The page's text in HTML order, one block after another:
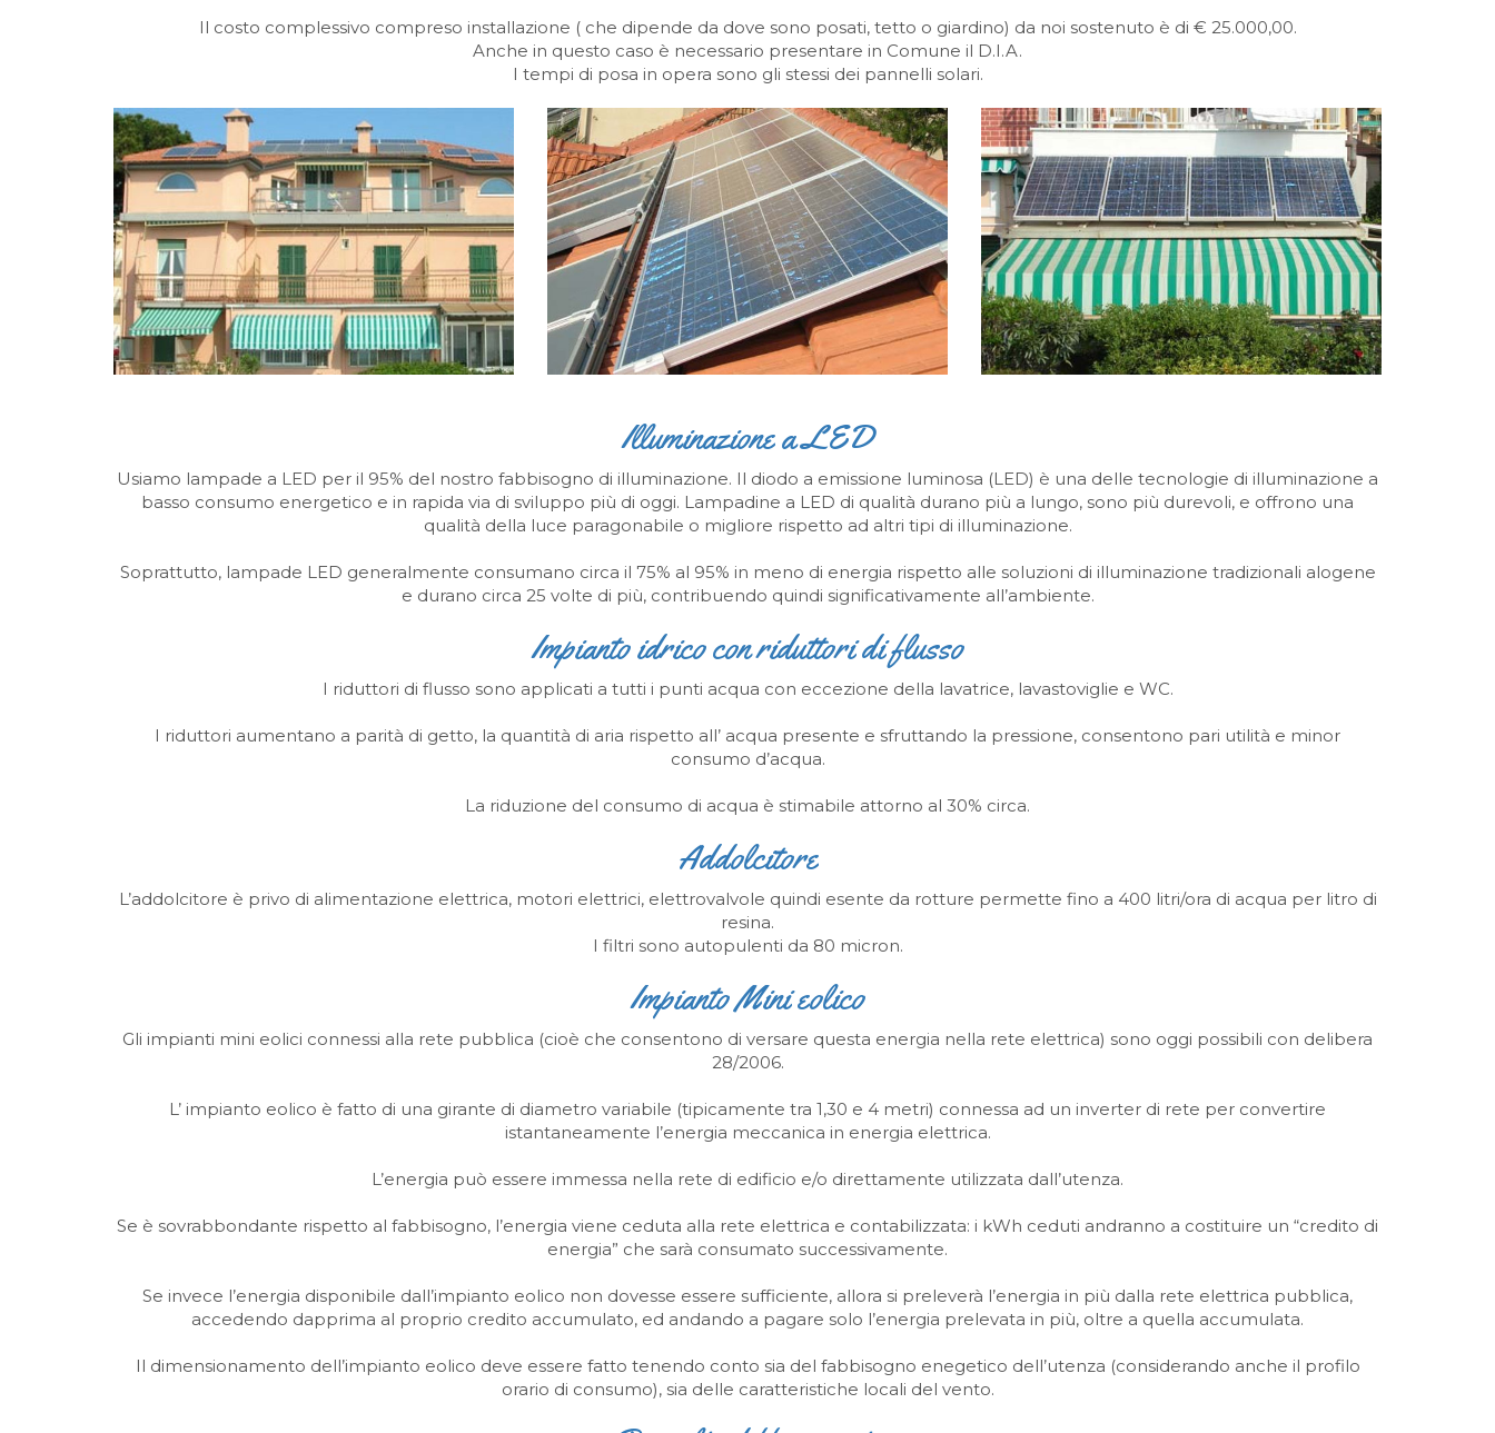
Il costo complessivo compreso installazione ( che dipende da dove sono posati, tetto o giardino) da noi sostenuto è di € 25.000,00.
Anche in questo caso è necessario presentare in Comune il D.I.A.
I tempi di posa in opera sono gli stessi dei pannelli solari.
Illuminazione a LED
Usiamo lampade a LED per il 95% del nostro fabbisogno di illuminazione. Il diodo a emissione luminosa (LED) è una delle tecnologie di illuminazione a
basso consumo energetico e in rapida via di sviluppo più di oggi. Lampadine a LED di qualità durano più a lungo, sono più durevoli, e offrono una
qualità della luce paragonabile o migliore rispetto ad altri tipi di illuminazione.
Soprattutto, lampade LED generalmente consumano circa il 75% al 95% in meno di energia rispetto alle soluzioni di illuminazione tradizionali alogene
e durano circa 25 volte di più, contribuendo quindi significativamente all’ambiente.
Impianto idrico con riduttori di flusso
I riduttori di flusso sono applicati a tutti i punti acqua con eccezione della lavatrice, lavastoviglie e WC.
I riduttori aumentano a parità di getto, la quantità di aria rispetto all’ acqua presente e sfruttando la pressione, consentono pari utilità e minor
consumo d’acqua.
La riduzione del consumo di acqua è stimabile attorno al 30% circa.
Addolcitore
L’addolcitore è privo di alimentazione elettrica, motori elettrici, elettrovalvole quindi esente da rotture permette fino a 400 litri/ora di acqua per litro di
resina.
I filtri sono autopulenti da 80 micron.
Impianto Mini eolico
Gli impianti mini eolici connessi alla rete pubblica (cioè che consentono di versare questa energia nella rete elettrica) sono oggi possibili con delibera
28/2006.
L’ impianto eolico è fatto di una girante di diametro variabile (tipicamente tra 1,30 e 4 metri) connessa ad un inverter di rete per convertire
istantaneamente l’energia meccanica in energia elettrica.
L’energia può essere immessa nella rete di edificio e/o direttamente utilizzata dall’utenza.
Se è sovrabbondante rispetto al fabbisogno, l’energia viene ceduta alla rete elettrica e contabilizzata: i kWh ceduti andranno a costituire un “credito di
energia” che sarà consumato successivamente.
Se invece l’energia disponibile dall’impianto eolico non dovesse essere sufficiente, allora si preleverà l’energia in più dalla rete elettrica pubblica,
accedendo dapprima al proprio credito accumulato, ed andando a pagare solo l’energia prelevata in più, oltre a quella accumulata.
Il dimensionamento dell’impianto eolico deve essere fatto tenendo conto sia del fabbisogno enegetico dell’utenza (considerando anche il profilo
orario di consumo), sia delle caratteristiche locali del vento.